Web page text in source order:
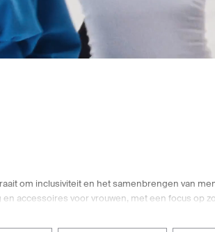
om inclusiviteit en het samenbrengen van
accessoires voor vrouwen, met een focus op
Originals, adidas Sportswear, adidas Golf en